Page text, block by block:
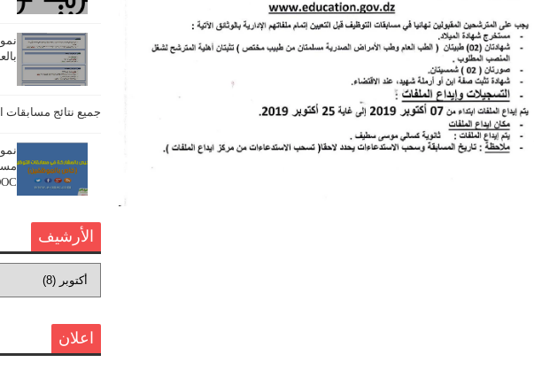
جميع نتائج مسابقات
الأرشيف
اعلان